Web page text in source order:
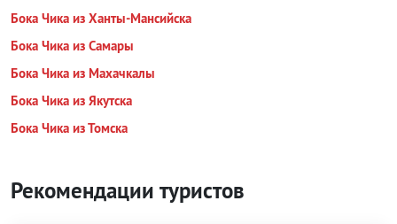
Бока Чика из Ханты-Мансийска
Бока Чика из Самары
Бока Чика из Махачкалы
Бока Чика из Якутска
Бока Чика из Томска
Рекомендации туристов